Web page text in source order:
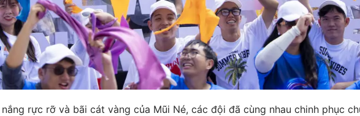
rực rỡ và bãi cát vàng của Mũi Né, các đội đã cùng nhau chinh phục